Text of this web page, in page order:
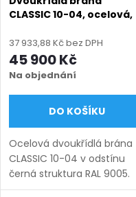
CLASSIC 10-04, ocelová,
(šířka 1200–6000 mm,
výška 1000–1950 mm),
černá struktura RAL 9005
37 933,88 Kč bez DPH
45 900 Kč
Na objednání
DO KOŠÍKU
Ocelová dvoukřídlá brána
CLASSIC 10-04 v odstínu
černá struktura RAL 9005.
Bezúdržbová ocel (žárový